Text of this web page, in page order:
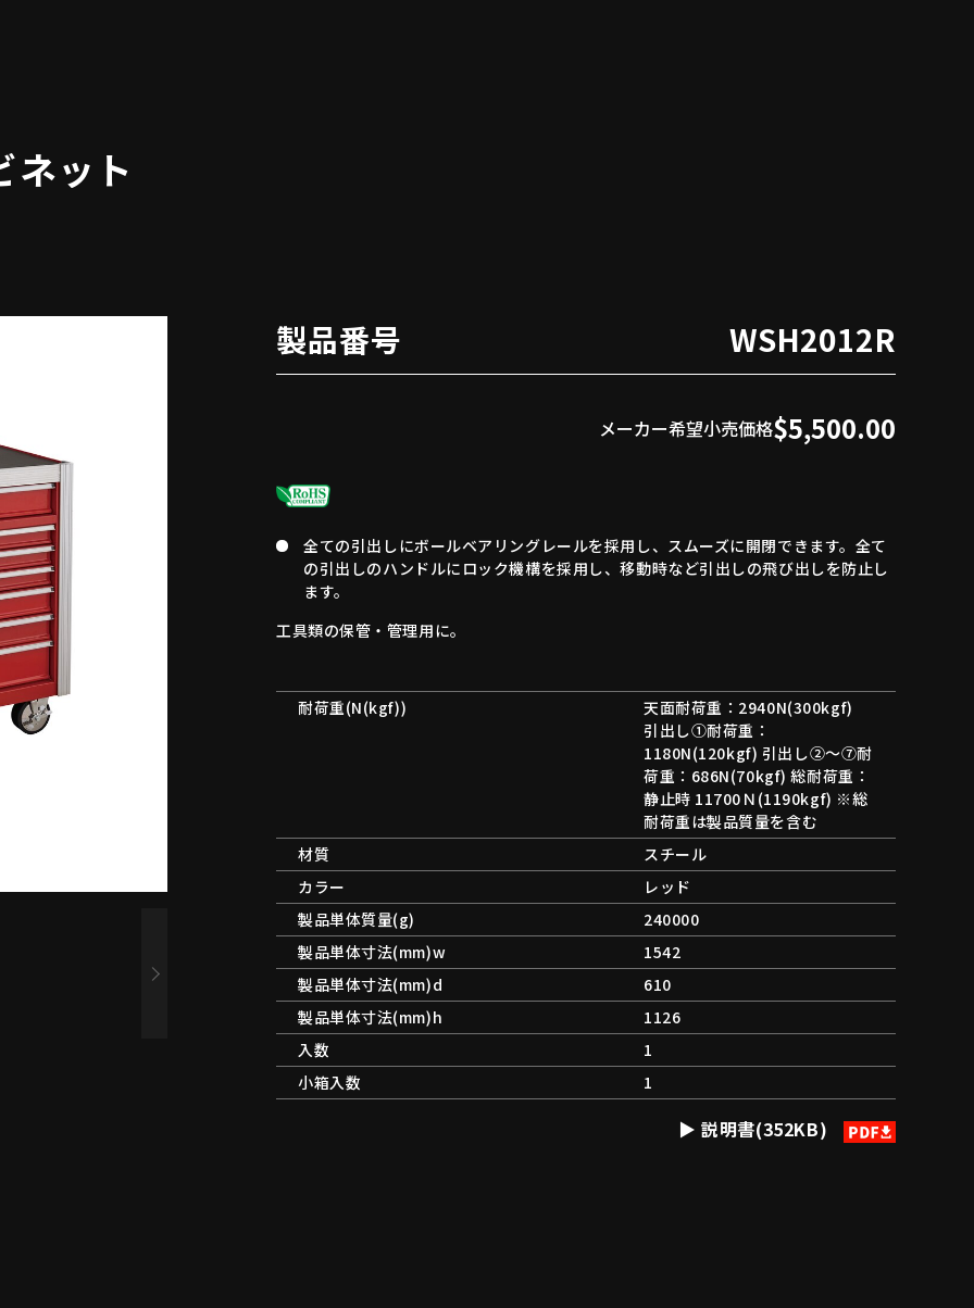
ネット
製品番号 WSH2012R
メーカー希望小売価格$5,500.00
全ての引出しにボールベアリングレールを採用し、スムーズに開閉できます。全て
の引出しのハンドルにロック機構を採用し、移動時など引出しの飛び出しを防止し
ます。
工具類の保管・管理用に。
耐荷重(N(kgf))
天面耐荷重：2940N(300kgf)
引出し①耐荷重：
1180N(120kgf) 引出し②～⑦耐
荷重：686N(70kgf) 総耐荷重：
静止時 11700Ｎ(1190kgf) ※総
耐荷重は製品質量を含む
材質
スチール
カラー
レッド
製品単体質量(g)
240000
製品単体寸法(mm)w
1542
製品単体寸法(mm)d
610
製品単体寸法(mm)h
1126
入数
1
小箱入数
1
説明書(352KB)